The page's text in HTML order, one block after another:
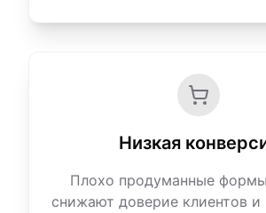
Низкая
Плохо продуманные формы
снижают доверие клиентов